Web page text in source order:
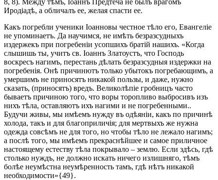
Иродіадѣ, а обличалъ ее, желая спасти ее.
Какъ погребли ученики Іоанновы честное тѣло его, Евангеліе
не упоминаетъ. Да научимся, не имѣть безразсудныхъ
издержекъ при погребеніи усопшихъ братій нашихъ. «Когда
слышишь ты, учитъ св. Іоаннъ Златоустъ, что Господь
воскресъ нагимъ, перестань дѣлать безразсудныя издержки на
погребенія. Онѣ причинютъ только убытокъ погребающимъ, а
умершимъ не приносятъ никакой пользы, и даже, нужно
сказать, (приносятъ) вредъ. Великолѣпіе гробницъ часто
бываетъ причиною того, что воры торопливо выбросивъ изъ
нихъ тѣла, оставляютъ ихъ нагими и не погребенными..
Будучи живы, мы имѣемъ нужду въ одѣяніи, какъ по причинѣ
холода, такъ и для благоприличія; для мертвыхъ же нужна
одежда совсѣмъ не для того, но чтобы тѣло не лежало нагимъ;
а послѣ того, мы имѣемъ прекраснѣйшее и самое приличное
настоящему естеству тѣла покрывало – землю. Если здѣсь, гдѣ
столько нуждъ, не должно искать ничего излишняго, тѣмъ
болѣе неумѣстна неумѣренность тамъ, гдѣ нѣтъ никакой
необходимости»{49}.